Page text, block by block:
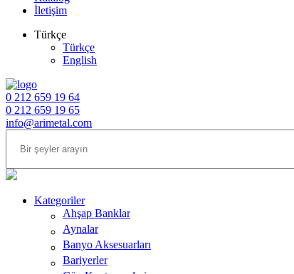
İletişim
Türkçe
Türkçe
English
0 212 659 19 64
0 212 659 19 65
info@arimetal.com
Kategoriler
Ahşap Banklar
Aynalar
Banyo Aksesuarları
Bariyerler